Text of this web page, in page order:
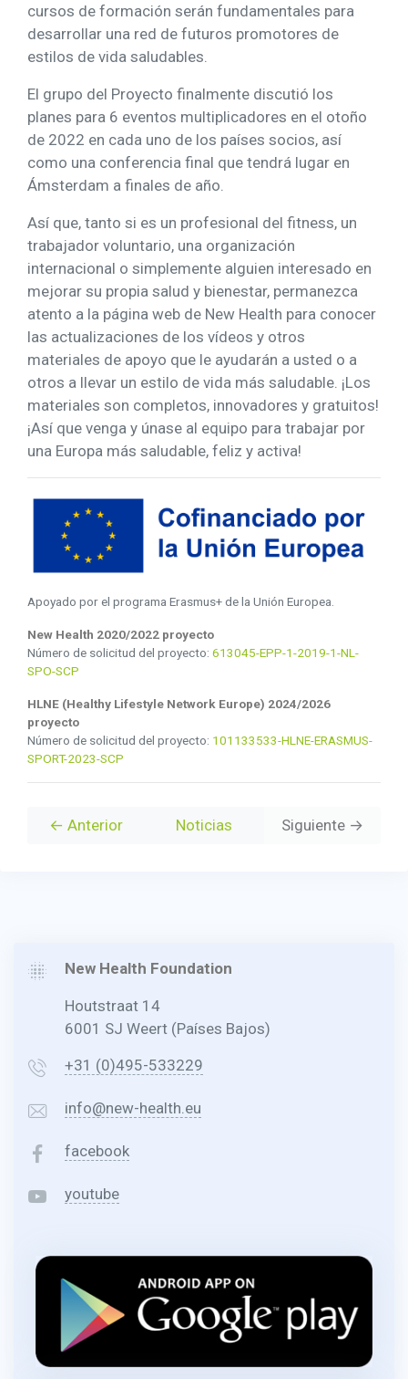
cursos de formación serán fundamentales para
desarrollar una red de futuros promotores de
estilos de vida saludables.
El grupo del Proyecto finalmente discutió los
planes para 6 eventos multiplicadores en el otoño
de 2022 en cada uno de los países socios, así
como una conferencia final que tendrá lugar en
Ámsterdam a finales de año.
Así que, tanto si es un profesional del fitness, un
trabajador voluntario, una organización
internacional o simplemente alguien interesado en
mejorar su propia salud y bienestar, permanezca
atento a la página web de New Health para conocer
las actualizaciones de los vídeos y otros
materiales de apoyo que le ayudarán a usted o a
otros a llevar un estilo de vida más saludable. ¡Los
materiales son completos, innovadores y gratuitos!
¡Así que venga y únase al equipo para trabajar por
una Europa más saludable, feliz y activa!
Apoyado por el programa Erasmus+ de la Unión Europea.
New Health 2020/2022 proyecto
Número de solicitud del proyecto: 613045-EPP-1-2019-1-NL-
SPO-SCP
HLNE (Healthy Lifestyle Network Europe) 2024/2026
proyecto
Número de solicitud del proyecto: 101133533-HLNE-ERASMUS-
SPORT-2023-SCP
← Anterior Noticias Siguiente →
New Health Foundation
Houtstraat 14
6001 SJ Weert (Países Bajos)
+31 (0)495-533229
info@new-health.eu
facebook
youtube